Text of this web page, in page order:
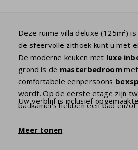
Deze ruime villa deluxe (125m²)
de sfeervolle zithoek kunt u met
De moderne keuken met luxe
grond is de masterbedroommet
comfortabele eenpersoons
wordt. Op de eerste etage zijn
badkamers hebben een bad en/
villa's hebben een oplaadpunt om
Uw verblijf is inclusief
Meer tonen